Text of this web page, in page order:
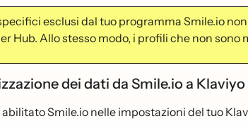
esclusi dal tuo programma Smile.io
Hub. Allo stesso modo, i profili che non
dei dati da Smile.io a
abilitato Smile.io nelle impostazioni del tuo